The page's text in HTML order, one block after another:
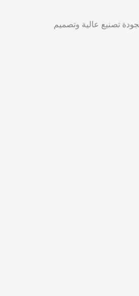
كذلك, يتميز بجودة تصنيع عالية وتصميم